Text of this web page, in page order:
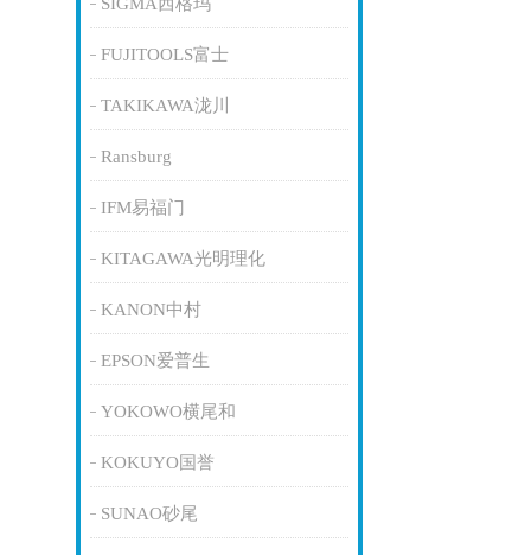
FUJITOOLS富士
TAKIKAWA泷川
Ransburg
IFM易福门
KITAGAWA光明理化
KANON中村
EPSON爱普生
YOKOWO横尾和
KOKUYO国誉
SUNAO砂尾